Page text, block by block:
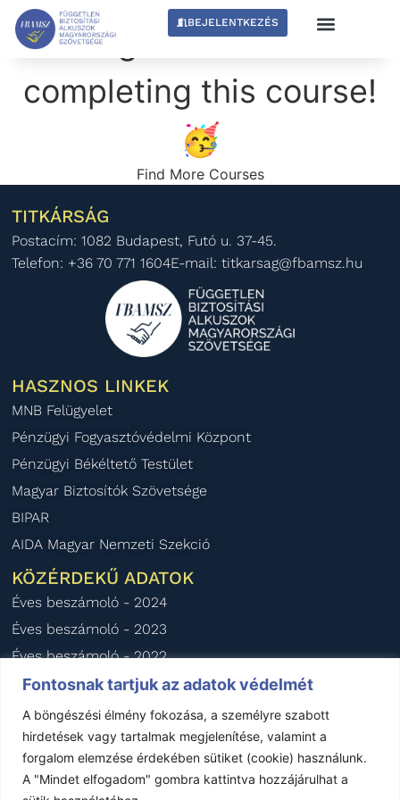
Fontosnak tartjuk az adatok védelmét
A böngészési élmény fokozása, a személyre szabott
hirdetések vagy tartalmak megjelenítése, valamint a
forgalom elemzése érdekében sütiket (cookie) használunk.
A "Mindet elfogadom" gombra kattintva hozzájárulhat a
BEJELENTKEZÉS
Congratulations on
completing this course!
🥳
Find More Courses
TITKÁRSÁG
Postacím: 1082 Budapest, Futó u. 37-45.
Telefon: +36 70 771 1604E-mail: titkarsag@fbamsz.hu
HASZNOS LINKEK
MNB Felügyelet
Pénzügyi Fogyasztóvédelmi Központ
Pénzügyi Békéltető Testület
Magyar Biztosítók Szövetsége
BIPAR
AIDA Magyar Nemzeti Szekció
KÖZÉRDEKŰ ADATOK
Éves beszámoló - 2024
Éves beszámoló - 2023
Éves beszámoló - 2022
Éves beszámoló - 2021
Éves beszámoló - 2020
Impresszum– Jogi nyilatkozat–Kapcsolat